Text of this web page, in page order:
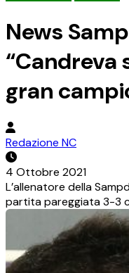
News
“Candreva
gran
Redazione NC
4 Ottobre 2021
L’allenatore della
partita pareggiata 3-3